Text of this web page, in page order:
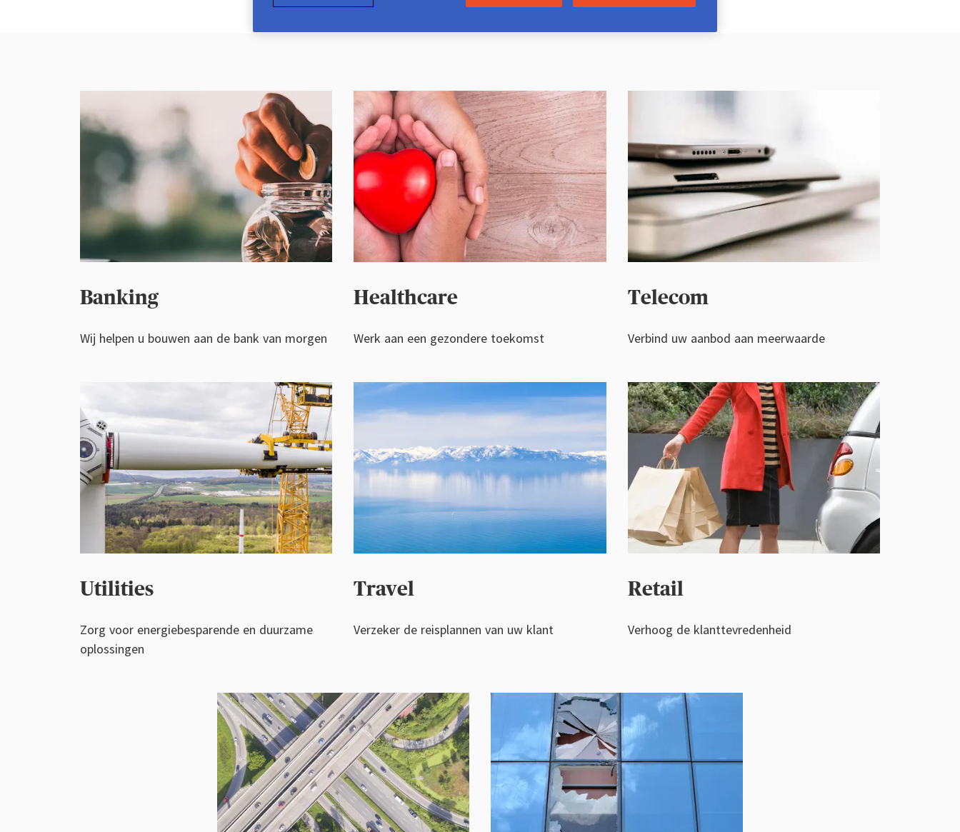
Banking
Wij helpen u bouwen aan de bank van morgen
Healthcare
Werk aan een gezondere toekomst
Telecom
Verbind uw aanbod aan meerwaarde
Utilities
Zorg voor energiebesparende en duurzame
oplossingen
Travel
Verzeker de reisplannen van uw klant
Retail
Verhoog de klanttevredenheid